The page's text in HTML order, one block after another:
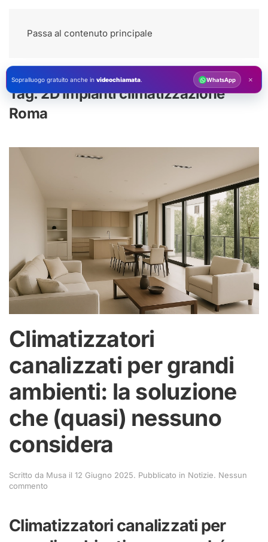
Passa al contenuto principale
Tag:2D Impianti climatizzazione
Roma
Climatizzatori
canalizzati per grandi
ambienti: la soluzione
che (quasi) nessuno
considera
Scritto da Musa il 12 Giugno 2025. Pubblicato in Notizie. Nessun
commento
per
grandi
ambienti:
Climatizzatori canalizzati per
Sopralluogo gratuito anche in videochiamata. WhatsApp ×